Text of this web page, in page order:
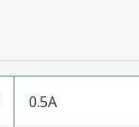
0.5A